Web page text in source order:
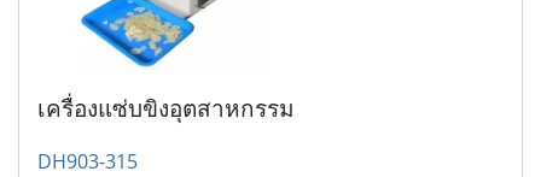
เครื่องแซ่บขิงอุตสาหกรรม
DH903-315